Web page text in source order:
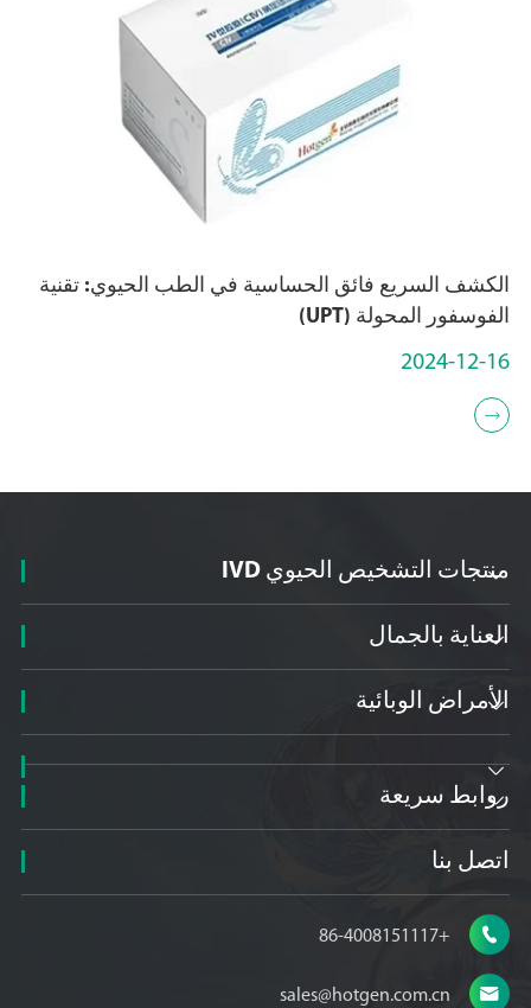
الكشف السريع فائق الحساسية في الطب الحيوي: تقنية
الفوسفور المحولة (UPT)
2024-12-16

منتجات التشخيص الحيوي IVD

العناية بالجمال

الأمراض الوبائية


روابط سريعة

اتصل بنا

+86-4008151117

sales@hotgen.com.cn